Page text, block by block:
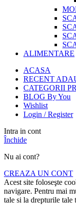
ALIMENTARE
ACASA
RECENT
CATEGORII
BLOG By You
Wishlist
Login / Register
Intra in cont
Închide
Nu ai cont?
CREAZA UN CONT
Acest site foloseşte
navigare. Pentru mai
tale si la drepturile tale